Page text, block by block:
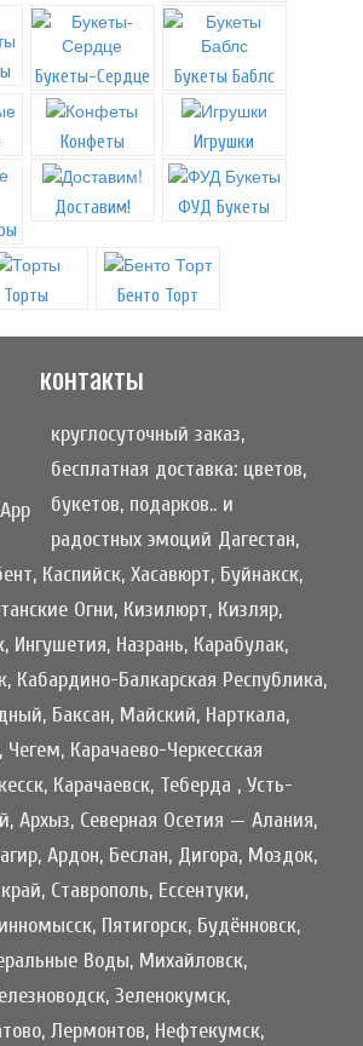
Букеты-Сердце Букеты Баблс
Конфеты Игрушки
Доставим! ФУД Букеты
Торты Бенто Торт
контакты
круглосуточный заказ,
бесплатная доставка: цветов,
букетов, подарков.. и
радостных эмоций Дагестан,
Каспийск, Хасавюрт, Буйнакск,
Огни, Кизилюрт, Кизляр,
Назрань, Карабулак,
Кабардино-Балкарская Республика,
Баксан, Майский, Нарткала,
Карачаево-Черкесская
Карачаевск, Теберда , Усть-
Архыз, Северная Осетия — Алания,
Ардон, Беслан, Дигора, Моздок,
Ставрополь, Ессентуки,
Пятигорск, Будённовск,
Воды, Михайловск,
Зеленокумск,
Лермонтов, Нефтекумск,